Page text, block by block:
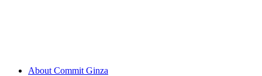
About Commit Ginza